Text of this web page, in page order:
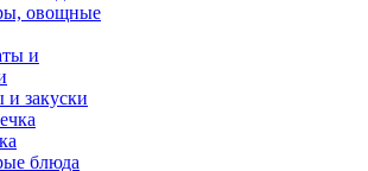
овощные
и закуски